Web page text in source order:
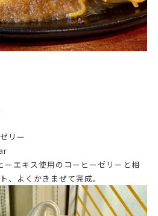
リー
ーエキス使用のコーヒーゼリーと相
、よくかきまぜて完成。